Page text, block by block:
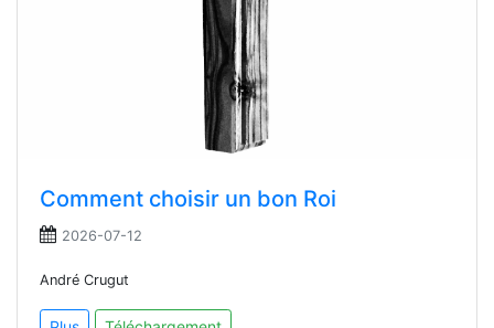
Comment choisir un bon Roi
2026-07-12
André Crugut